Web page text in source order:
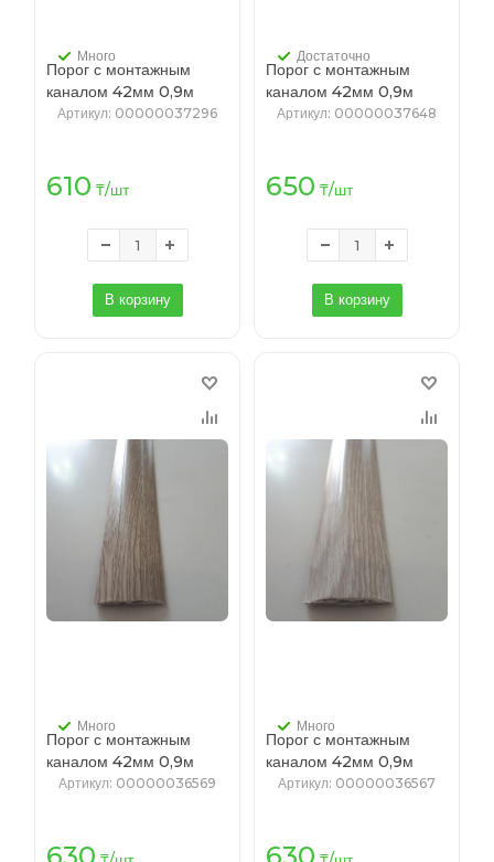
Порог с монтажным
каналом 42мм 0,9м
"Идеал", 215 Дуб
Много
Артикул: 00000037296
610 ₸/шт
В корзину
Порог с монтажным
каналом 42мм 0,9м
"Идеал", 217 Дуб темный
Достаточно
Артикул: 00000037648
650 ₸/шт
В корзину
Порог с монтажным
каналом 42мм 0,9м
"Идеал", 229 Дуб латте
Много
Артикул: 00000036569
Порог с монтажным
каналом 42мм 0,9м
"Идеал", 230 Дуб
Много
Артикул: 00000036567